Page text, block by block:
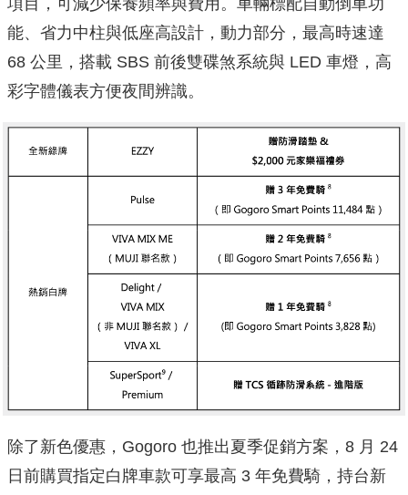
項目，可減少保養頻率與費用。車輛標配自動倒車功
能、省力中柱與低座高設計，動力部分，最高時速達
68 公里，搭載 SBS 前後雙碟煞系統與 LED 車燈，高
彩字體儀表方便夜間辨識。
除了新色優惠，Gogoro 也推出夏季促銷方案，8 月 24
日前購買指定白牌車款可享最高 3 年免費騎，持台新